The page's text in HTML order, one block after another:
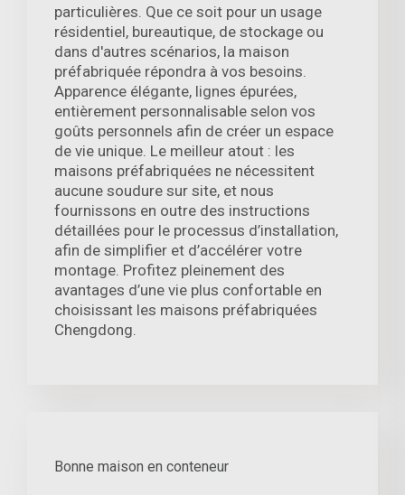
particulières. Que ce soit pour un usage
résidentiel, bureautique, de stockage ou
dans d'autres scénarios, la maison
préfabriquée répondra à vos besoins.
Apparence élégante, lignes épurées,
entièrement personnalisable selon vos
goûts personnels afin de créer un espace
de vie unique. Le meilleur atout : les
maisons préfabriquées ne nécessitent
aucune soudure sur site, et nous
fournissons en outre des instructions
détaillées pour le processus d’installation,
afin de simplifier et d’accélérer votre
montage. Profitez pleinement des
avantages d’une vie plus confortable en
choisissant les maisons préfabriquées
Chengdong.
Bonne maison en conteneur